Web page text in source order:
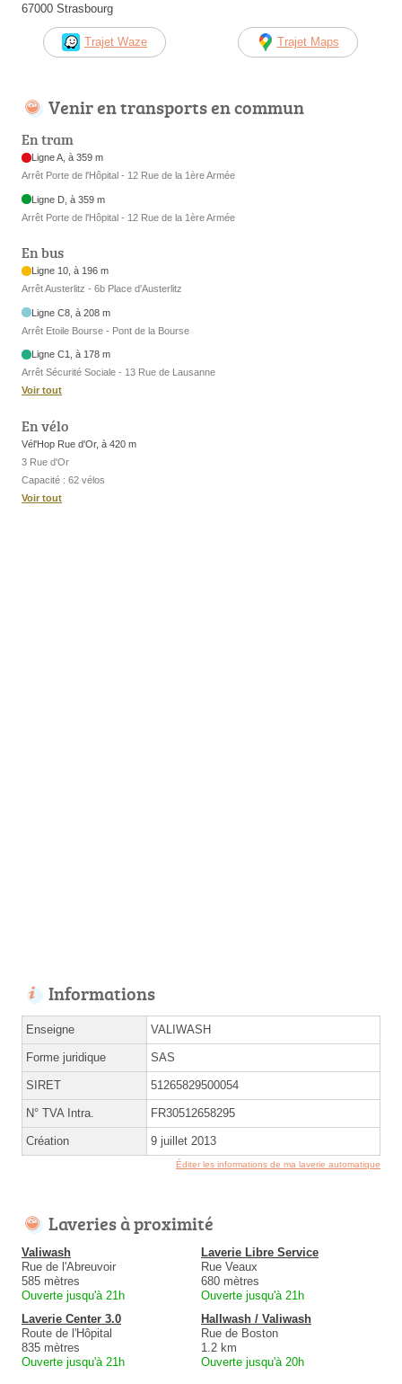
67000 Strasbourg
Trajet Waze Trajet Maps
Venir en transports en commun
En tram
Ligne A, à 359 m
Arrêt Porte de l'Hôpital - 12 Rue de la 1ère Armée
Ligne D, à 359 m
Arrêt Porte de l'Hôpital - 12 Rue de la 1ère Armée
En bus
Ligne 10, à 196 m
Arrêt Austerlitz - 6b Place d'Austerlitz
Ligne C8, à 208 m
Arrêt Etoile Bourse - Pont de la Bourse
Ligne C1, à 178 m
Arrêt Sécurité Sociale - 13 Rue de Lausanne
Voir tout
En vélo
Vél'Hop Rue d'Or, à 420 m
3 Rue d'Or
Capacité : 62 vélos
Voir tout
Informations
Enseigne VALIWASH
Forme juridique SAS
SIRET 51265829500054
N° TVA Intra. FR30512658295
Création 9 juillet 2013
Éditer les informations de ma laverie automatique
Laveries à proximité
Valiwash
Rue de l'Abreuvoir
585 mètres
Ouverte jusqu'à 21h
Laverie Libre Service
Rue Veaux
680 mètres
Ouverte jusqu'à 21h
Laverie Center 3.0
Route de l'Hôpital
835 mètres
Ouverte jusqu'à 21h
Hallwash / Valiwash
Rue de Boston
1.2 km
Ouverte jusqu'à 20h